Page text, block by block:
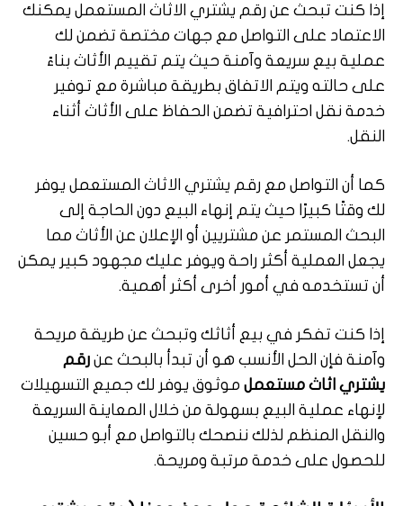
إذا كنت تبحث عن رقم يشتري الاثاث المستعمل يمكنك
الاعتماد على التواصل مع جهات مختصة تضمن لك
عملية بيع سريعة وآمنة حيث يتم تقييم الأثاث بناءً
على حالته ويتم الاتفاق بطريقة مباشرة مع توفير
خدمة نقل احترافية تضمن الحفاظ على الأثاث أثناء
النقل.
كما أن التواصل مع رقم يشتري الاثاث المستعمل يوفر
لك وقتًا كبيرًا حيث يتم إنهاء البيع دون الحاجة إلى
البحث المستمر عن مشتريين أو الإعلان عن الأثاث مما
يجعل العملية أكثر راحة ويوفر عليك مجهود كبير يمكن
أن تستخدمه في أمور أخرى أكثر أهمية.
إذا كنت تفكر في بيع أثاثك وتبحث عن طريقة مريحة
وآمنة فإن الحل الأنسب هو أن تبدأ بالبحث عن رقم
يشتري اثاث مستعمل موثوق يوفر لك جميع التسهيلات
لإنهاء عملية البيع بسهولة من خلال المعاينة السريعة
والنقل المنظم لذلك ننصحك بالتواصل مع أبو حسين
للحصول على خدمة مرتبة ومريحة.